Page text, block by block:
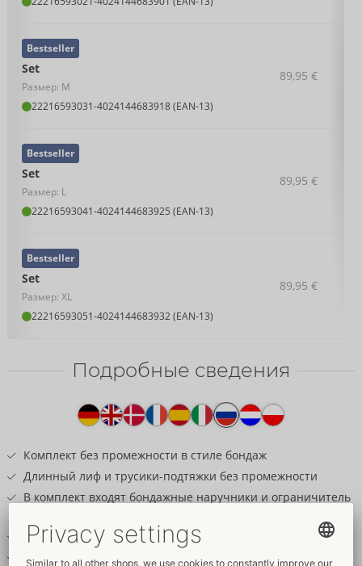
Set
Размер: M
22216593031-4024144683918 (EAN-13)
Bestseller
89,95 €
Set
Размер: L
22216593041-4024144683925 (EAN-13)
Bestseller
89,95 €
Set
Размер: XL
22216593051-4024144683932 (EAN-13)
Bestseller
89,95 €
Подробные сведения
товару
Комплект без промежности в стиле бондаж
Длинный лиф и трусики-подтяжки без промежности
В комплект входят бондажные наручники и ограничитель
Элегантный глубокий красный цвет
Цепочки и кольца серебряного цвета